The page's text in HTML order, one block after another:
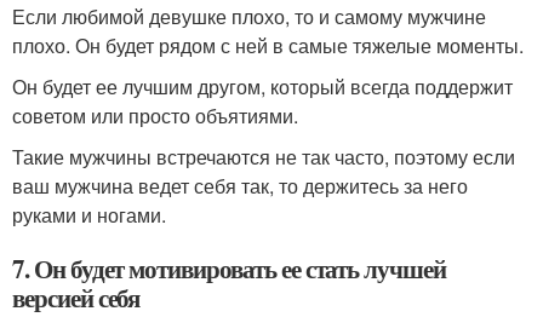
Если любимой девушке плохо, то и самому мужчине
плохо. Он будет рядом с ней в самые тяжелые моменты.
Он будет ее лучшим другом, который всегда поддержит
советом или просто объятиями.
Такие мужчины встречаются не так часто, поэтому если
ваш мужчина ведет себя так, то держитесь за него
руками и ногами.
7. Он будет мотивировать ее стать лучшей
версией себя